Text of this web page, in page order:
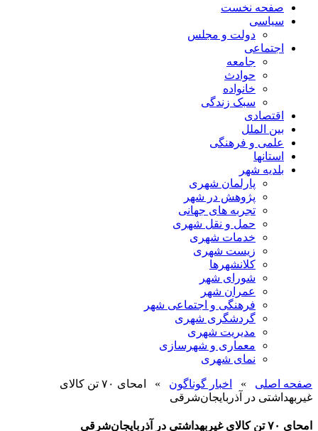
صفحه نخست
سیاسی
دولت و مجلس
اجتماعی
جامعه
حوادث
خانواده
سبک زندگی
اقتصادی
بین الملل
علمی و فرهنگی
استانها
بلدیه شهر
پارلمان شهری
پژوهش در شهر
تجربه های جهانی
حمل و نقل شهری
خدمات شهری
زیست شهری
کلانشهرها
شورای شهر
عمران شهر
فرهنگی و اجتماعی شهر
گردشگری شهری
مدیریت شهری
معماری و شهرسازی
نمای شهری
صفحه اصلی » اخبار گوناگون »
امحای ۷۰ تن کالای
غیربهداشتی در آذربایجان‌شرقی
امحای ۷۰ تن کالای غیربهداشتی در آذربایجان‌شرقی